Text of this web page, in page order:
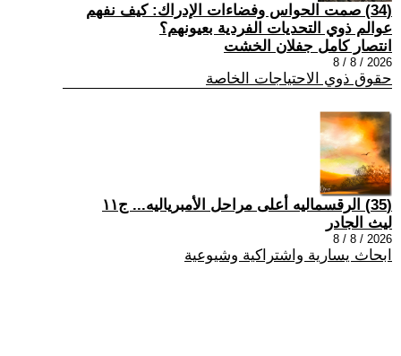
(34) صمت الحواس وفضاءات الإدراك: كيف نفهم
عوالم ذوي التحديات الفردية بعيونهم؟
انتصار كامل جفلان الخشت
2026 / 8 / 8
حقوق ذوي الاحتياجات الخاصة
(35) الرقسماليه أعلى مراحل الأمبرياليه... ج١١
ليث الجادر
2026 / 8 / 8
ابحاث يسارية واشتراكية وشيوعية